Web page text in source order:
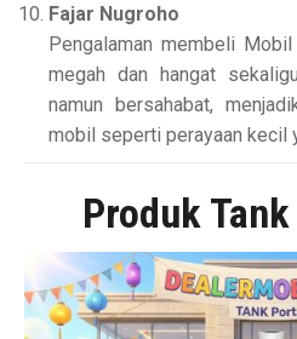
Fajar Nugroho
Pengalaman membeli
megah dan hangat
namun bersahabat,
mobil seperti perayaan kecil
Produk